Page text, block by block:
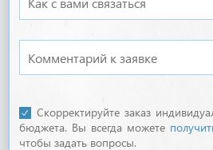
Скорректируйте заказ
бюджета. Вы всегда можете
чтобы задать вопросы.